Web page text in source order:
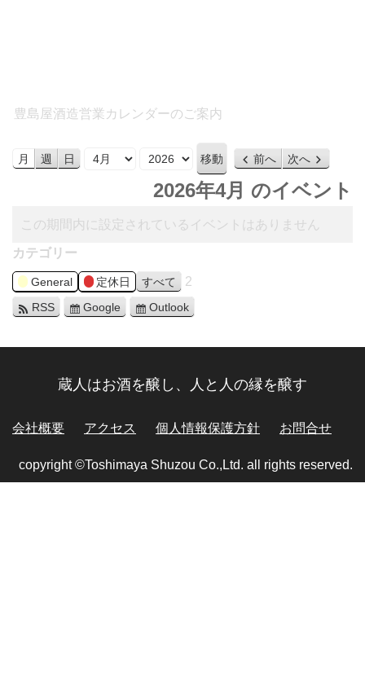
豊島屋酒造営業カレンダーのご案内
月 週 日 月 年 前へ 次へ
2026年4月 のイベント
この期間内に設定されているイベントはありません
カテゴリー
General 定休日 すべて 2
RSS Google Outlook
蔵人はお酒を醸し、人と人の縁を醸す
会社概要 アクセス 個人情報保護方針 お問合せ
copyright ©Toshimaya Shuzou Co.,Ltd. all rights reserved.